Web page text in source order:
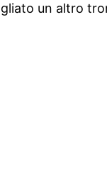
un altro